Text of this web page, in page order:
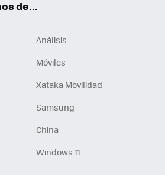
de...
Análisis
Móviles
Xataka Movilidad
Samsung
China
Windows 11